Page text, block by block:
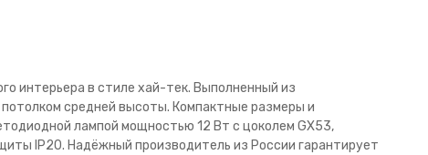
интерьера в стиле хай-тек. Выполненный из
средней высоты. Компактные размеры и
лампой мощностью 12 Вт с цоколем GX53,
IP20. Надёжный производитель из России гарантирует